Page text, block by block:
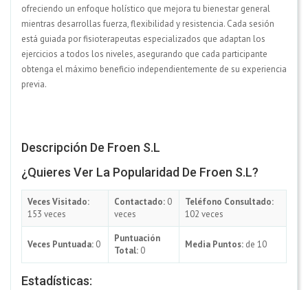
ofreciendo un enfoque holístico que mejora tu bienestar general
mientras desarrollas fuerza, flexibilidad y resistencia. Cada sesión
está guiada por fisioterapeutas especializados que adaptan los
ejercicios a todos los niveles, asegurando que cada participante
obtenga el máximo beneficio independientemente de su experiencia
previa.
Descripción De Froen S.L
¿Quieres Ver La Popularidad De Froen S.L?
Veces Visitado:
153 veces
Contactado: 0
veces
Teléfono Consultado:
102 veces
Veces Puntuada: 0
Puntuación
Total: 0
Media Puntos: de 10
Estadísticas: